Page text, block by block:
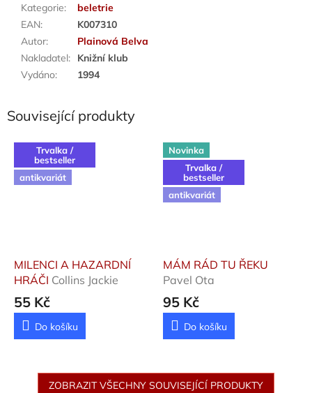
Kategorie:
beletrie
EAN:
K007310
Autor:
Plainová Belva
Nakladatel:
Knižní klub
Vydáno: 1994
Související produkty
Trvalka /
bestseller
antikvariát
MILENCI A HAZARDNÍ
HRÁČI Collins Jackie
55 Kč
Do košíku
Novinka
Trvalka /
bestseller
antikvariát
MÁM RÁD TU ŘEKU
Pavel Ota
95 Kč
Do košíku
ZOBRAZIT VŠECHNY SOUVISEJÍCÍ PRODUKTY